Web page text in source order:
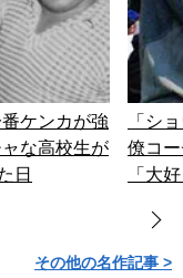
ケンカが強
な高校生が
日
「シ
僚コ
「大
その他の名作記事 >